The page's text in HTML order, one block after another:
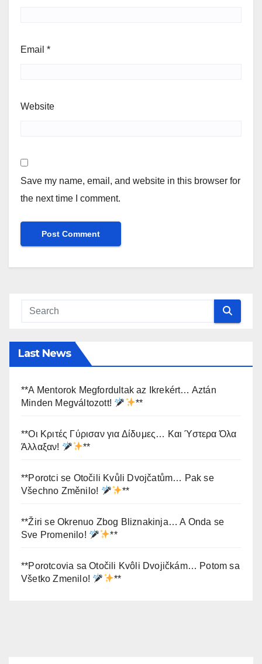
Email *
Website
Save my name, email, and website in this browser for
the next time I comment.
Last News
**A Mentorok Megfordultak az Ikrekért… Aztán
Minden Megváltozott!
**
**Οι Κριτές Γύρισαν για Δίδυμες… Και Ύστερα Όλα
Άλλαξαν!
**
**Porotci se Otočili Kvůli Dvojčatům… Pak se
Všechno Změnilo!
**
**Žiri se Okrenuo Zbog Bliznakinja… A Onda se
Sve Promenilo!
**
**Porotcovia sa Otočili Kvôli Dvojičkám… Potom sa
Všetko Zmenilo!
**